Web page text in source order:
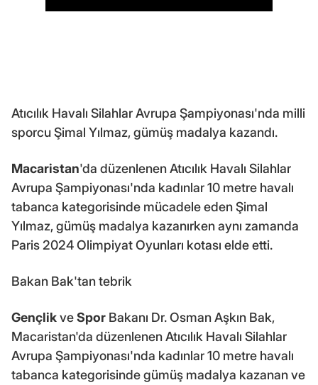
Atıcılık Havalı Silahlar Avrupa Şampiyonası'nda milli
sporcu Şimal Yılmaz, gümüş madalya kazandı.
Macaristan'da düzenlenen Atıcılık Havalı Silahlar
Avrupa Şampiyonası'nda kadınlar 10 metre havalı
tabanca kategorisinde mücadele eden Şimal
Yılmaz, gümüş madalya kazanırken aynı zamanda
Paris 2024 Olimpiyat Oyunları kotası elde etti.
Bakan Bak'tan tebrik
GençlikveSpor Bakanı Dr. Osman Aşkın Bak,
Macaristan'da düzenlenen Atıcılık Havalı Silahlar
Avrupa Şampiyonası'nda kadınlar 10 metre havalı
tabanca kategorisinde gümüş madalya kazanan ve